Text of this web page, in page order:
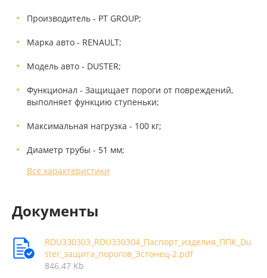
Производитель - PT GROUP;
Марка авто - RENAULT;
Модель авто - DUSTER;
Функционал - Защищает пороги от повреждений,
выполняет функцию ступеньки;
Максимальная нагрузка - 100 кг;
Диаметр трубы - 51 мм;
Все характеристики
Документы
RDU330303_RDU330304_Паспорт_изделия_ППК_Du
ster_защита_порогов_Эстонец-2.pdf
846.47 Kb